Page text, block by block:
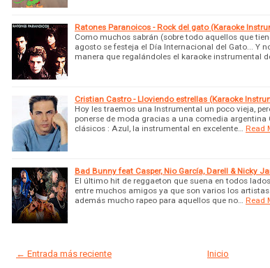
Ratones Paranoicos - Rock del gato (Karaoke
Como muchos sabrán (sobre todo aquellos que
agosto se festeja el Día Internacional del Gato... Y
manera que regalándoles el karaoke instrumental
Cristian Castro - Lloviendo estrellas (Karaoke
Hoy les traemos una Instrumental un poco vieja,
ponerse de moda gracias a una comedia
clásicos : Azul, la instrumental en excelente…
Read
Bad Bunny feat Casper, Nio García, Darell & Nicky
El último hit de reggaeton que suena en todos
entre muchos amigos ya que son varios los
además mucho rapeo para aquellos que no…
Read
← Entrada más reciente Inicio